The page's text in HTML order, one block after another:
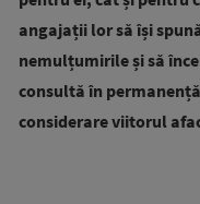
angajații lor să își
nemulțumirile și să
consultă în
considerare viitorul